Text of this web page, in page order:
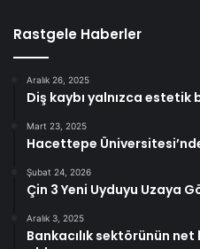
Rastgele Haberler
Aralık 26, 2025
Diş kaybı yalnızca estetik
Mart 23, 2025
Hacettepe
Şubat 24, 2026
Çin 3 Yeni Uyduyu Uzaya
Aralık 3, 2025
Bankacılık sektörünün